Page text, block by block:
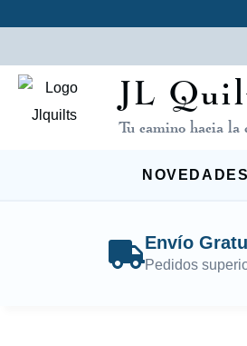
JL
Tu camino hacia la
NOVEDADES
Envío
Pedidos